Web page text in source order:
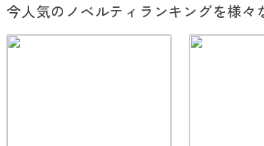
今人気のノベルティランキングを様